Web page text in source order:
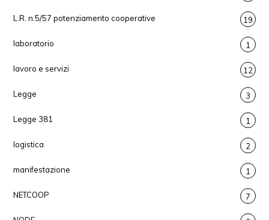
L.R. n.5/57 potenziamento cooperative 19
laboratorio 1
lavoro e servizi 12
Legge 3
Legge 381 1
logistica 2
manifestazione 1
NETCOOP 7